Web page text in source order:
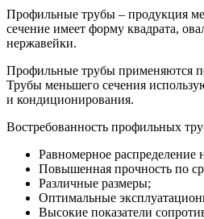
Профильные трубы – продукция
сечение имеет форму квадрата,
нержавейки.
Профильные трубы применяются
Трубы меньшего сечения
и кондиционирования.
Востребованность профильных
Равномерное
Повышенная прочность по
Различные размеры;
Оптимальные
Высокие показатели